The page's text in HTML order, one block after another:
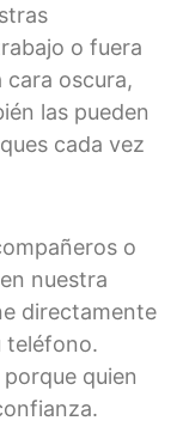
o fuera
oscura,
las pueden
cada vez
o
nuestra
directamente
teléfono.
quien